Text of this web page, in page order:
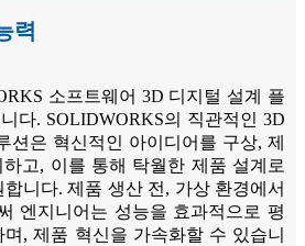
력
소프트웨어 3D 디지털 설계 플
다. SOLIDWORKS의 직관적인 3D
션은 혁신적인 아이디어를 구상, 제
고, 이를 통해 탁월한 제품 설계로
니다. 제품 생산 전, 가상 환경에서
엔지니어는 성능을 효과적으로 평
, 제품 혁신을 가속화할 수 있습니